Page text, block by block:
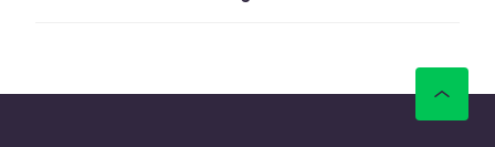
skrivbord